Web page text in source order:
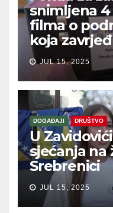
snimljena
filma o
koja
JUL 15, 2025
DOGAĐAJI DRUŠTVO
U
sjećanja na
Srebrenici
JUL 15, 2025